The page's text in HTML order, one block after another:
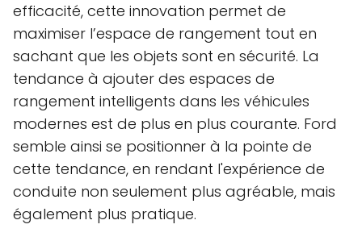
efficacité, cette innovation permet de
maximiser l’espace de rangement tout en
sachant que les objets sont en sécurité. La
tendance à ajouter des espaces de
rangement intelligents dans les véhicules
modernes est de plus en plus courante. Ford
semble ainsi se positionner à la pointe de
cette tendance, en rendant l'expérience de
conduite non seulement plus agréable, mais
également plus pratique.